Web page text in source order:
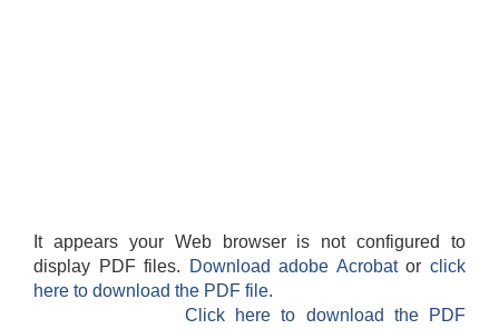
It appears your Web browser is not configured to
display PDF files.
Download adobe Acrobatorclick
here to download the PDF file.
Click here to download the PDF